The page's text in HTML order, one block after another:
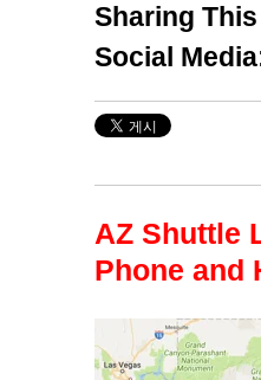
Sharing
Social
AZ Shuttle
Phone and